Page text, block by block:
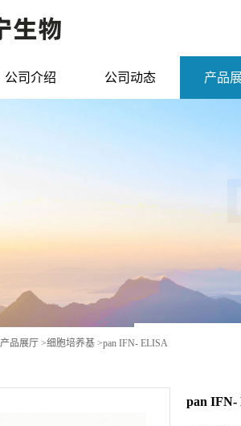
公司介绍 公司动态 产品
产品展厅 >细胞培养基 >pan IFN- ELISA
pan